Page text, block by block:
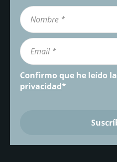
Confirmo que he leído la
privacidad*